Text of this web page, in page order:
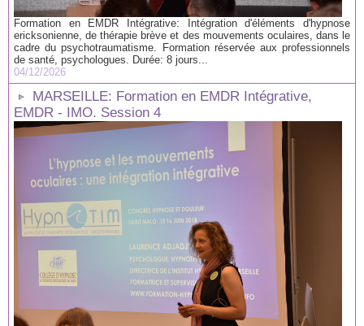
Formation en EMDR Intégrative: Intégration d'éléments d'hypnose
ericksonienne, de thérapie brève et des mouvements oculaires, dans le
cadre du psychotraumatisme. Formation réservée aux professionnels
de santé, psychologues. Durée: 8 jours...
04/12/2026
MARSEILLE: Formation en EMDR Intégrative,
EMDR - IMO. Session 4